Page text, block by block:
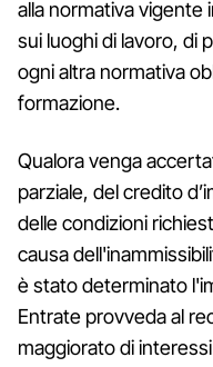
alla normativa vigente
sui luoghi di lavoro, di
ogni altra normativa
formazione.
Qualora venga
parziale, del credito
delle condizioni
causa
è stato determinato
Entrate provveda al
maggiorato di